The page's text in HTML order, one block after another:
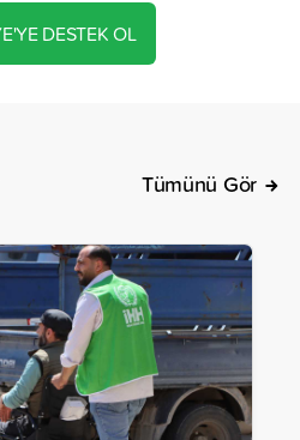
DESTEK OL
Tümünü Gör